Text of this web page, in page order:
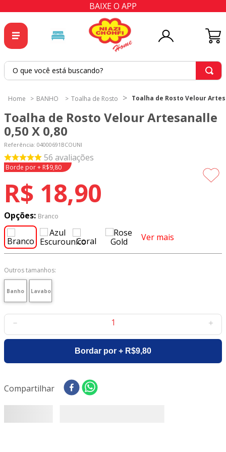
BAIXE O APP
O que você está buscando?
BANHO Toalha de Rosto Toalha de Rosto Velour
Toalha de Rosto Velour Artesanalle
0,50 X 0,80
Referência: 04000691BCOUNI
56 avaliações
Borde por + R$9,80
R$ 18,90
Opções: Branco
Ver mais
Outros tamanhos:
Banho Lavabo
＋
－
Bordar por + R$9,80
Compartilhar
2º
tapete
cortina
4º
tecido percal
6º
percal
7º
tecido tricoline
8
tricoline digital
9º
tecido oxford